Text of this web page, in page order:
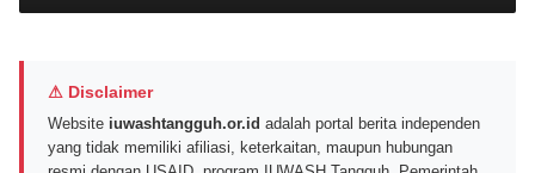
⚠ Disclaimer
Website iuwashtangguh.or.id adalah portal berita independen
yang tidak memiliki afiliasi, keterkaitan, maupun hubungan